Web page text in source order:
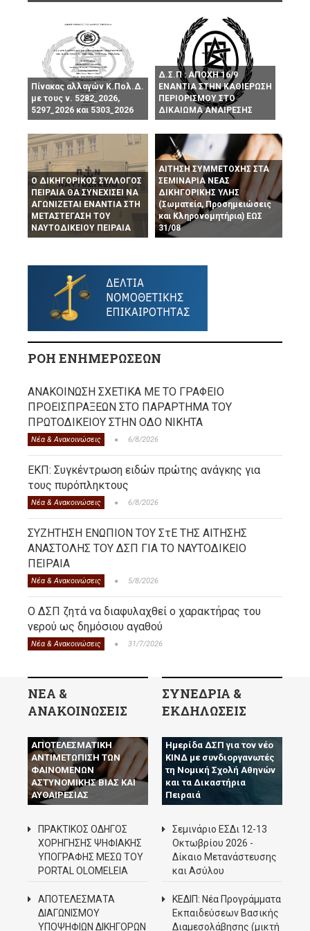
Πίνακας αλλαγών Κ.Πολ.Δ.
με τους ν. 5282_2026,
5297_2026 και 5303_2026
Δ.Σ.Π : ΑΠΟΧΗ 16/9
ΕΝΑΝΤΙΑ ΣΤΗΝ ΚΑΘΙΕΡΩΣΗ
ΠΕΡΙΟΡΙΣΜΟΥ ΣΤΟ
ΔΙΚΑΙΩΜΑ ΑΝΑΙΡΕΣΗΣ
Ο ΔΙΚΗΓΟΡΙΚΟΣ ΣΥΛΛΟΓΟΣ
ΠΕΙΡΑΙΑ ΘΑ ΣΥΝΕΧΙΣΕΙ ΝΑ
ΑΓΩΝΙΖΕΤΑΙ ΕΝΑΝΤΙΑ ΣΤΗ
ΜΕΤΑΣΤΕΓΑΣΗ ΤΟΥ
ΝΑΥΤΟΔΙΚΕΙΟΥ ΠΕΙΡΑΙΑ
ΑΙΤΗΣΗ ΣΥΜΜΕΤΟΧΗΣ ΣΤΑ
ΣΕΜΙΝΑΡΙΑ ΝΕΑΣ
ΔΙΚΗΓΟΡΙΚΗΣ ΥΛΗΣ
(Σωματεία, Προσημειώσεις
και Κληρονομητήρια) ΕΩΣ
31/08
ΡΟΗ ΕΝΗΜΕΡΩΣΕΩΝ
ΑΝΑΚΟΙΝΩΣΗ ΣΧΕΤΙΚΑ ΜΕ ΤΟ ΓΡΑΦΕΙΟ
ΠΡΟΕΙΣΠΡΑΞΕΩΝ ΣΤΟ ΠΑΡΑΡΤΗΜΑ ΤΟΥ
ΠΡΩΤΟΔΙΚΕΙΟΥ ΣΤΗΝ ΟΔΟ ΝΙΚΗΤΑ
Νέα & Ανακοινώσεις 6/8/2026
ΕΚΠ: Συγκέντρωση ειδών πρώτης ανάγκης για
τους πυρόπληκτους
Νέα & Ανακοινώσεις 6/8/2026
ΣΥΖΗΤΗΣΗ ΕΝΩΠΙΟΝ ΤΟΥ ΣτΕ ΤΗΣ ΑΙΤΗΣΗΣ
ΑΝΑΣΤΟΛΗΣ ΤΟΥ ΔΣΠ ΓΙΑ ΤΟ ΝΑΥΤΟΔΙΚΕΙΟ
ΠΕΙΡΑΙΑ
Νέα & Ανακοινώσεις 5/8/2026
Ο ΔΣΠ ζητά να διαφυλαχθεί ο χαρακτήρας του
νερού ως δημόσιου αγαθού
Νέα & Ανακοινώσεις 31/7/2026
ΝΕΑ &
ΑΝΑΚΟΙΝΩΣΕΙΣ
ΑΠΟΤΕΛΕΣΜΑΤΙΚΗ
ΑΝΤΙΜΕΤΩΠΙΣΗ ΤΩΝ
ΦΑΙΝΟΜΕΝΩΝ
ΑΣΤΥΝΟΜΙΚΗΣ ΒΙΑΣ ΚΑΙ
ΑΥΘΑΙΡΕΣΙΑΣ
ΠΡΑΚΤΙΚΟΣ ΟΔΗΓΟΣ
ΧΟΡΗΓΗΣΗΣ ΨΗΦΙΑΚΗΣ
ΥΠΟΓΡΑΦΗΣ ΜΕΣΩ ΤΟΥ
PORTAL OLOMELEIA
ΑΠΟΤΕΛΕΣΜΑΤΑ
ΔΙΑΓΩΝΙΣΜΟΥ
ΥΠΟΨΗΦΙΩΝ ΔΙΚΗΓΟΡΩΝ
ΣΥΝΕΔΡΙΑ &
ΕΚΔΗΛΩΣΕΙΣ
Ημερίδα ΔΣΠ για τον νέο
ΚΙΝΔ με συνδιοργανωτές
τη Νομική Σχολή Αθηνών
και τα Δικαστήρια
Πειραιά
Σεμινάριο ΕΣΔι 12-13
Οκτωβρίου 2026 -
Δίκαιο Μετανάστευσης
και Ασύλου
ΚΕΔΙΠ: Νέα Προγράμματα
Εκπαιδεύσεων Βασικής
Διαμεσολάβησης (μικτή